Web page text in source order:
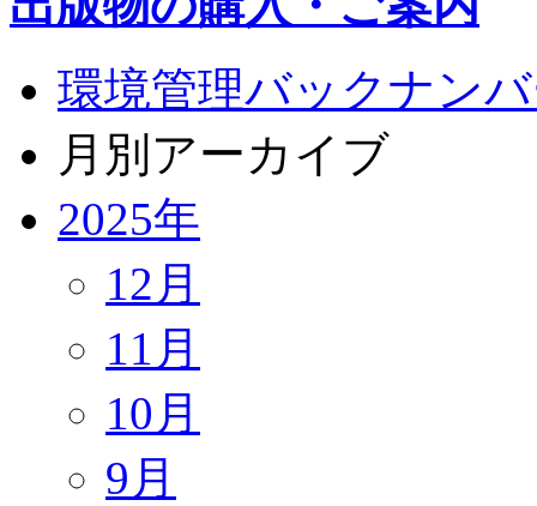
環境管理バックナン
月別アーカイブ
2025年
12月
11月
10月
9月